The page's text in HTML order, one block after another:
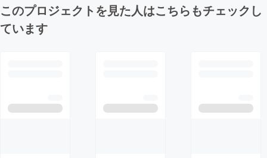
このプロジェクトを見た人はこちらもチェックし
ています